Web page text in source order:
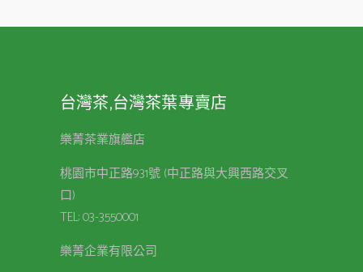
台灣茶,台灣茶葉專賣店
樂菁茶業旗艦店
桃園市中正路931號 (中正路與大興西路交叉
口)
TEL:03-3550001
樂菁企業有限公司